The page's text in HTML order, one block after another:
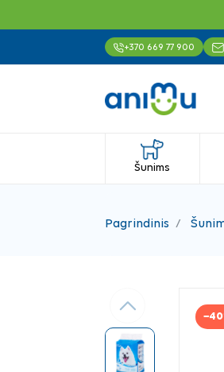
+370 669 77 900
Šunims
Pagrindinis
Ankstesnis